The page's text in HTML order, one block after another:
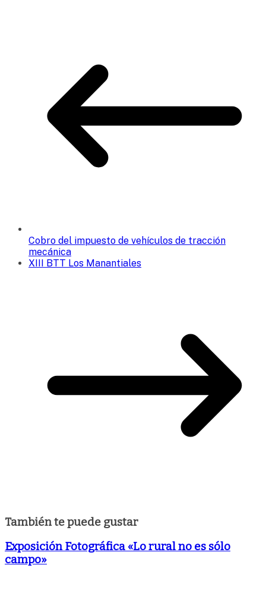
Cobro del impuesto de vehículos de tracción
mecánica
XIII BTT Los Manantiales
También te puede gustar
Exposición Fotográfica «Lo rural no es sólo
campo»